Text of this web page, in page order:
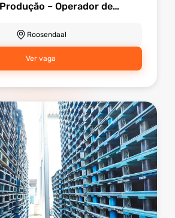
– Operador de
Roosendaal
Ver vaga